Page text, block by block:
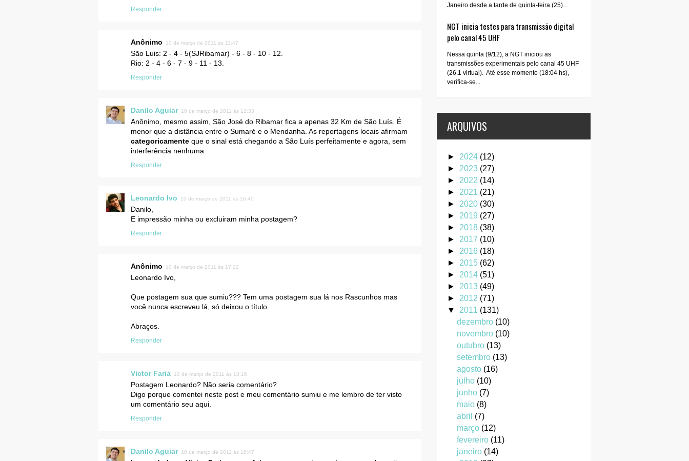
Responder
Anônimo 10 de março de 2011 às 11:47
São Luis: 2 - 4 - 5(SJRibamar) - 6 - 8 - 10 - 12.
Rio: 2 - 4 - 6 - 7 - 9 - 11 - 13.
Responder
Danilo Aguiar 10 de março de 2011 às 12:33
Anônimo, mesmo assim, São José do Ribamar fica a apenas 32 Km de São Luís. É
menor que a distância entre o Sumaré e o Mendanha. As reportagens locais afirmam
categoricamente que o sinal está chegando a São Luís perfeitamente e agora, sem
interferência nenhuma.
Responder
Leonardo Ivo 10 de março de 2011 às 16:40
Danilo,
E impressão minha ou excluiram minha postagem?
Responder
Anônimo 10 de março de 2011 às 17:22
Leonardo Ivo,
Que postagem sua que sumiu??? Tem uma postagem sua lá nos Rascunhos mas
você nunca escreveu lá, só deixou o título.
Abraços.
Responder
Victor Faria 10 de março de 2011 às 18:16
Postagem Leonardo? Não seria comentário?
Digo porque comentei neste post e meu comentário sumiu e me lembro de ter visto
um comentário seu aqui.
Responder
Danilo Aguiar 10 de março de 2011 às 18:47
Janeiro desde a tarde de quinta-feira (25)...
NGT inicia testes para transmissão digital
pelo canal 45 UHF
Nessa quinta (9/12), a NGT iniciou as
transmissões experimentais pelo canal 45 UHF
(26.1 virtual). Até esse momento (18:04 hs),
verifica-se...
ARQUIVOS
► 2024 (12)
► 2023 (27)
► 2022 (14)
► 2021 (21)
► 2020 (30)
► 2019 (27)
► 2018 (38)
► 2017 (10)
► 2016 (18)
► 2015 (62)
► 2014 (51)
► 2013 (49)
► 2012 (71)
▼ 2011 (131)
dezembro (10)
novembro (10)
outubro (13)
setembro (13)
agosto (16)
julho (10)
junho (7)
maio (8)
abril (7)
março (12)
fevereiro (11)
janeiro (14)